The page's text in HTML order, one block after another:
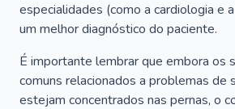
especialidades (como a cardiologia e
um melhor diagnóstico do paciente.
É importante lembrar que embora os
comuns relacionados a problemas de
estejam concentrados nas pernas, o